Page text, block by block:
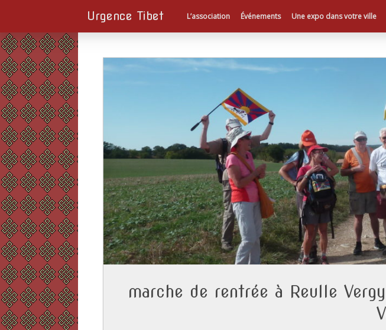
Urgence Tibet L’association Événements Une expo dans votre ville
marche de rentrée à Reulle